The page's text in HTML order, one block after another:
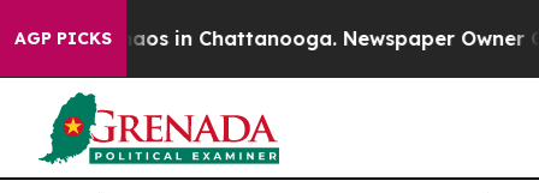
AGP PICKSChaos in Chattanooga. Newspaper Owner